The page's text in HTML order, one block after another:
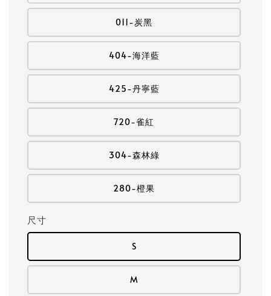
011-炭黑
404-海洋藍
425-丹寧藍
720-雀紅
304-森林綠
280-橙果
尺寸
S
M